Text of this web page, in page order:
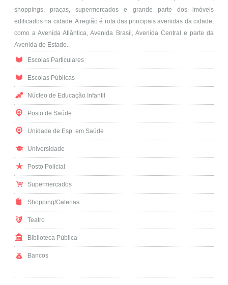
shoppings, praças, supermercados e grande parte dos imóveis
edificados na cidade. A região é rota das principais avenidas da cidade,
como a Avenida Atlântica, Avenida Brasil, Avenida Central e parte da
Avenida do Estado.
Escolas Particulares
Escolas Públicas
Núcleo de Educação Infantil
Posto de Saúde
Unidade de Esp. em Saúde
Universidade
Posto Policial
Supermercados
Shopping/Galerias
Teatro
Biblioteca Pública
Bancos